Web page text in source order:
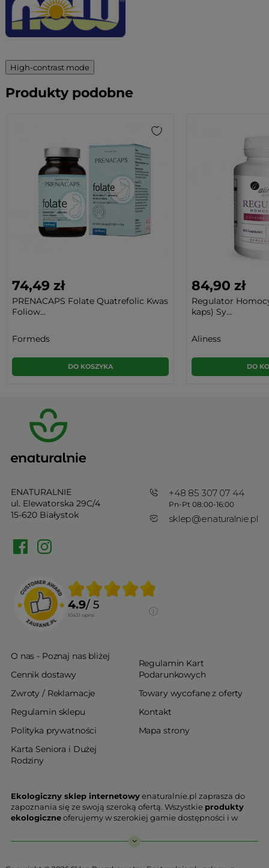
High-contrast mode
Produkty podobne
74,49 zł
PRENACAPS Folate Quatrefolic Kwas
Foliow...
Formeds
DO KOSZYKA
84,90 zł
Regulator
kaps) Sy...
Aliness
DO
ENATURALNIE
ul. Elewatorska 29C/4
15-620 Białystok
+48 85 307 07 44
Pn-Pt 08:00-16:00
sklep@enaturalnie.pl
4.9/ 5
10431 opinii
O nas - Poznaj nas bliżej
Cennik dostawy
Zwroty / Reklamacje
Regulamin sklepu
Polityka prywatności
Karta Seniora i Dużej
Rodziny
Regulamin Kart
Podarunkowych
Towary wycofane z oferty
Kontakt
Mapa strony
Ekologiczny sklep internetowyenaturalnie.pl zaprasza do
zapoznania się ze swoją szeroką ofertą. Wszystkie produkty
ekologiczneoferujemy w szerokiej gamie dostępności i w
ekologiczne charakteryzują się najwyższą jakością.